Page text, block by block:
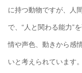
に持つ動物ですが、人
で、“人と関わる能力”
情や声色、動きから感
いと考えられています